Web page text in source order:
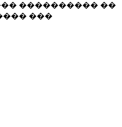
���������� ��
���